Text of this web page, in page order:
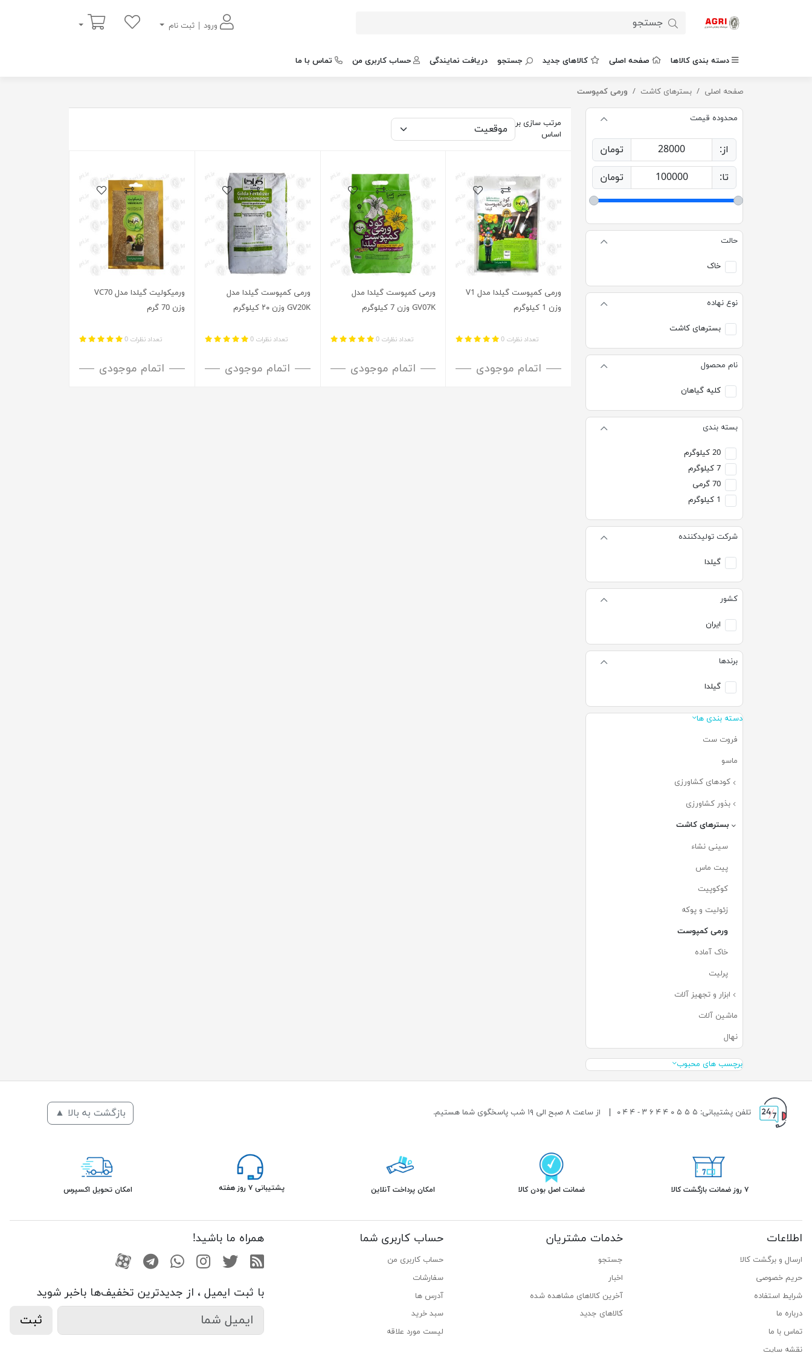
ورود | ثبت نام
سبد خرید
دسته بندی کالاها صفحه اصلی کالاهای جدید جستجو دریافت نمایندگی حساب کاربری من تماس با ما
صفحه اصلی بسترهای کاشت ورمی کمپوست
محدوده قیمت
از: 28000 تومان
تا: 100000 تومان
حالت
خاک
نوع نهاده
بسترهای کاشت
نام محصول
کلیه گیاهان
بسته بندی
20 کیلوگرم
7 کیلوگرم
70 گرمی
1 کیلوگرم
شرکت تولیدکننده
گیلدا
کشور
ایران
برندها
گیلدا
دسته بندی ها
فروت ست
ماسو
کودهای کشاورزی
بذور کشاورزی
بسترهای کاشت
سینی نشاء
پیت ماس
کوکوپیت
زئولیت و پوکه
ورمی کمپوست
خاک آماده
پرلیت
ابزار و تجهیز آلات
ماشین آلات
نهال
برچسب های محبوب
مرتب سازی بر
اساس
ورمی کمپوست گیلدا مدل V1
وزن 1 کیلوگرم
تعداد نظرات 0
اتمام موجودی
ورمی کمپوست گیلدا مدل
GV07K وزن 7 کیلوگرم
تعداد نظرات 0
اتمام موجودی
ورمی کمپوست گیلدا مدل
GV20K وزن ۲۰ کیلوگرم
تعداد نظرات 0
اتمام موجودی
ورمیکولیت گیلدا مدل VC70
وزن 70 گرم
تعداد نظرات 0
اتمام موجودی
تلفن پشتیبانی: ۵ ۵ ۵ ۰ ۴ ۴ ۶ ۳ - ۴ ۴ ۰ از ساعت ۸ صبح الی ۱۹ شب پاسخگوی شما هستیم. بازگشت به بالا ▲
۷ روز ضمانت بازگشت کالا ضمانت اصل بودن کالا امکان پرداخت آنلاین پشتیبانی ۷ روز هفته امکان تحویل اکسپرس
اطلاعات
ارسال و برگشت کالا
حریم خصوصی
شرایط استفاده
درباره ما
تماس با ما
نقشه سایت
خدمات مشتریان
جستجو
اخبار
آخرین کالاهای مشاهده شده
کالاهای جدید
حساب کاربری شما
حساب کاربری من
سفارشات
آدرس ها
سبد خرید
لیست مورد علاقه
همراه ما باشید!
RSS توییتراینستاگرام
واتساپتلگرامآپارات
با ثبت ایمیل ، از جدید‌ترین تخفیف‌ها با‌خبر شوید
ثبت